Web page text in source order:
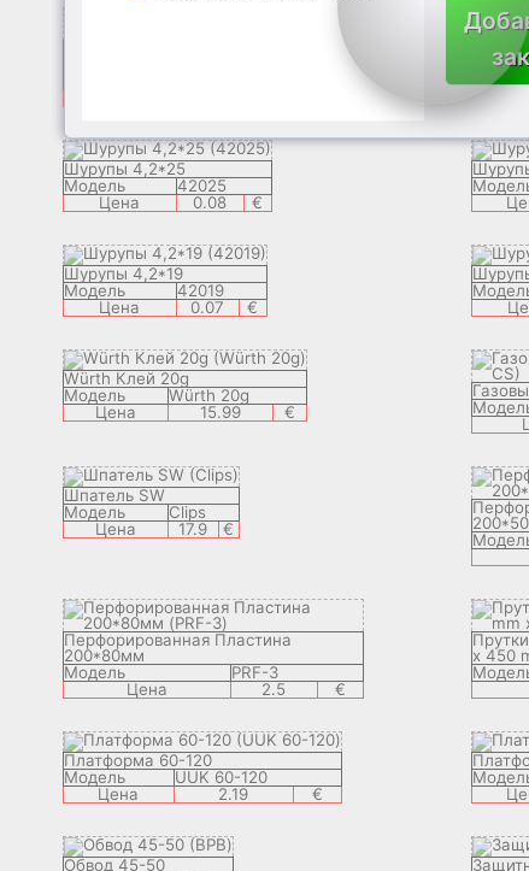
Соединительные клеммы 3-075-2.5
Шурупы 4,2*25
Модель
42025
Цена
0.08 €
Шурупы 4,2*19
Модель
42019
Цена
0.07 €
Würth Клей 20g
Модель
Würth 20g
Цена
15.99 €
Шпатель SW
Модель
Clips
Цена
17.9 €
Перфорированная Пластина
200*80мм
Модель
PRF-3
Цена
2.5 €
x 450
Платформа 60-120
Модель
UUK 60-120
Цена
2.19 €
Обвод 45-50